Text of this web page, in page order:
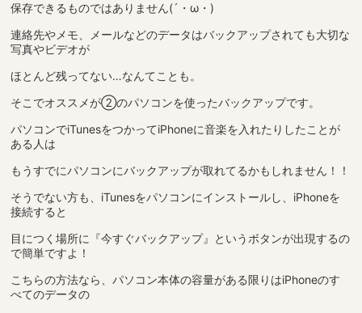
保存できるものではありません(´・ω・)
連絡先やメモ、メールなどのデータはバックアップされても大切な
写真やビデオが
ほとんど残ってない…なんてことも。
そこでオススメが②のパソコンを使ったバックアップです。
パソコンでiTunesをつかってiPhoneに音楽を入れたりしたことが
ある人は
もうすでにパソコンにバックアップが取れてるかもしれません！！
そうでない方も、iTunesをパソコンにインストールし、iPhoneを
接続すると
目につく場所に『今すぐバックアップ』というボタンが出現するの
で簡単ですよ！
こちらの方法なら、パソコン本体の容量がある限りはiPhoneのす
べてのデータの